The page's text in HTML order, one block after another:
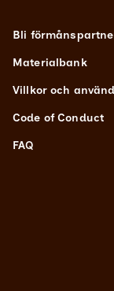
Bli
Materialbank
Villkor och
Code of Conduct
FAQ